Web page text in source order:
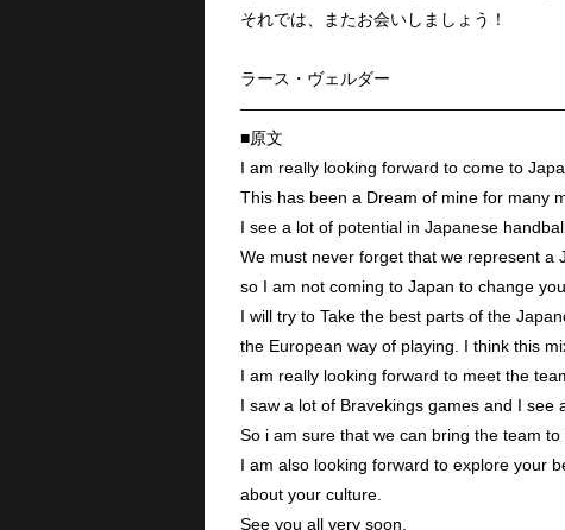
それでは、またお会いしましょう！
ラース・ヴェルダー
■原文
I am really looking forward to come to
This has been a Dream of mine for many
I see a lot of potential in Japanese
We must never forget that we represent a
so I am not coming to Japan to change
I will try to Take the best parts of the
the European way of playing. I think this
I am really looking forward to meet the
I saw a lot of Bravekings games and I see
So i am sure that we can bring the team to
I am also looking forward to explore your
about your culture.
See you all very soon.